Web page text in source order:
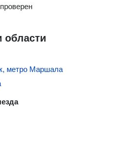
области
метро Маршала